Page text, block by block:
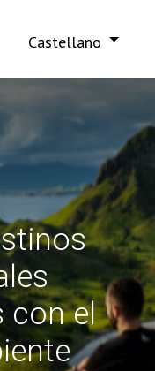
Castellano
con el